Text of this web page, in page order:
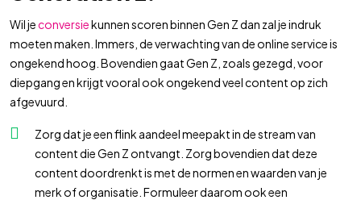
Wil jeconversiekunnen scoren binnen Gen Z dan zal je indruk
moeten maken. Immers, de verwachting van de online service is
ongekend hoog. Bovendien gaat Gen Z, zoals gezegd, voor
diepgang en krijgt vooral ook ongekend veel content op zich
afgevuurd.
Zorg dat je een flink aandeel meepakt in de stream van
content die Gen Z ontvangt. Zorg bovendien dat deze
content doordrenkt is met de normen en waarden van je
merk of organisatie. Formuleer daarom ook een